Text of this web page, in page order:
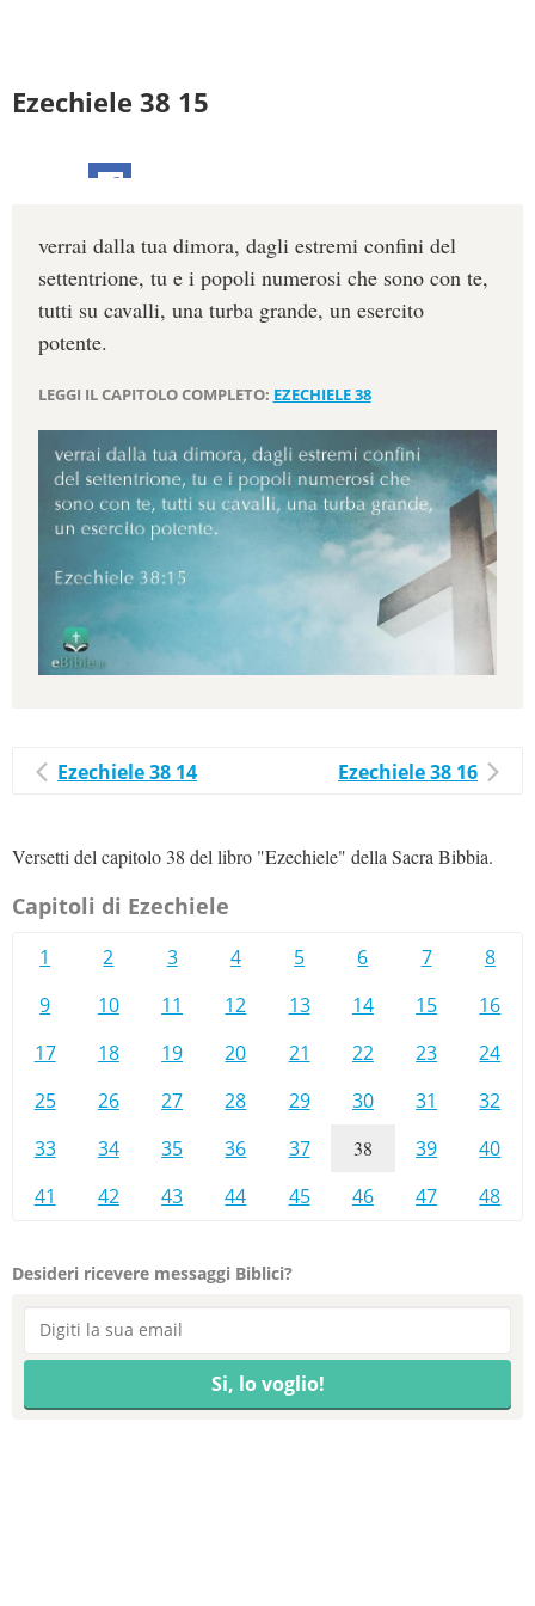
Ezechiele 38 15
verrai dalla tua dimora, dagli estremi confini del
settentrione, tu e i popoli numerosi che sono con te,
tutti su cavalli, una turba grande, un esercito
potente.
LEGGI IL CAPITOLO COMPLETO: EZECHIELE 38
Ezechiele 38 14 Ezechiele 38 16
Versetti del capitolo 38 del libro "Ezechiele" della Sacra Bibbia.
Capitoli di Ezechiele
1 2 3 4 5 6 7
8
9
10 11 12 13 14 15
16
17
18 19 20 21 22 23
24
25
26 27 28 29 30 31
32
33
34 35 36 37 38 39
40
41
42 43 44 45 46 47 48
Desideri ricevere messaggi Biblici?